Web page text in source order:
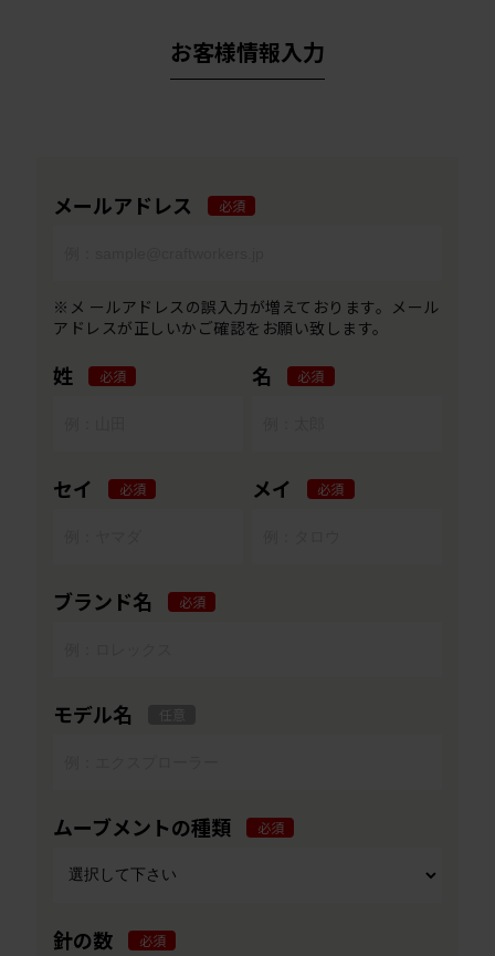
お客様情報入力
メールアドレス 必須
※メ ールアドレスの誤入力が増えております。メール
アドレスが正しいかご確認をお願い致します。
姓 必須 名 必須
セイ 必須 メイ 必須
ブランド名 必須
モデル名
ムーブメントの種類 必須
針の数 必須